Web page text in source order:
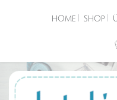
HOME SHOP